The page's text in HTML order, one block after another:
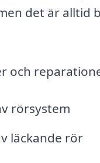
det är
och
rörsystem
läckande rör